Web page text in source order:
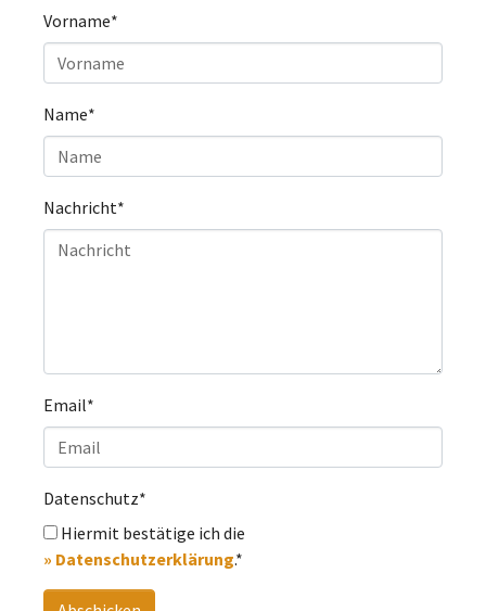
Vorname*
Name*
Nachricht*
Email*
Datenschutz*
Hiermit bestätige ich die
» Datenschutzerklärung.*